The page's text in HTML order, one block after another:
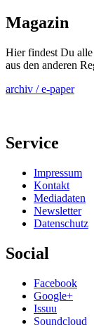
Magazin
Hier findest Du alle
aus den anderen
archiv / e-paper
Service
Impressum
Kontakt
Mediadaten
Newsletter
Datenschutz
Social
Facebook
Google+
Issuu
Soundcloud